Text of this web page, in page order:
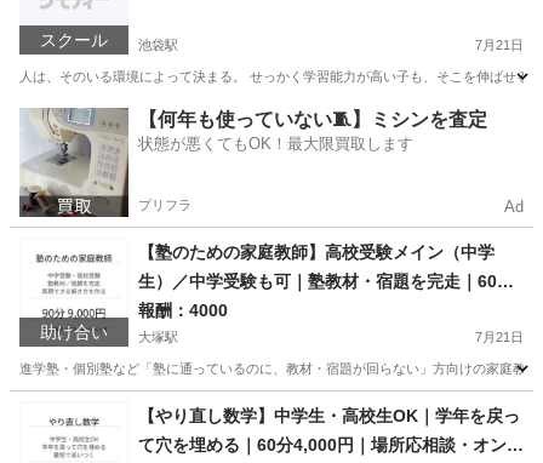
スクール 池袋駅 7月21日
人は、そのいる環境によって決まる。 せっかく学習能力が高い子も、そこを伸ばせ
東京 豊島区 池袋駅 その他
【何年も使っていない🧵】ミシンを査定
状態が悪くてもOK！最大限買取します
プリフラ Ad
助け合い
【塾のための家庭教師】高校受験メイン（中学
生）／中学受験も可｜塾教材・宿題を完走｜60分
4,000円｜場所応相談・オンライン可
報酬：4000
大塚駅 7月21日
進学塾・個別塾など「塾に通っているのに、教材・宿題が回らない」方向けの家庭教
大塚駅 教えたい 場所
【やり直し数学】中学生・高校生OK｜学年を戻っ
て穴を埋める｜60分4,000円｜場所応相談・オンラ